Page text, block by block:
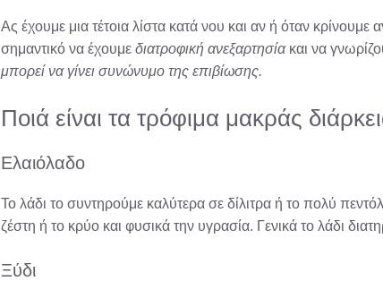
Ας έχουμε μια τέτοια λίστα κατά νου και αν ή όταν
σημαντικό να έχουμε διατροφική ανεξαρτησίακαι να
μπορεί να γίνει συνώνυμο της επιβίωσης.
Ποιά είναι τα τρόφιμα μακράς
Ελαιόλαδο
Το λάδι το συντηρούμε καλύτερα σε δίλιτρα ή το πολύ
ζέστη ή το κρύο και φυσικά την υγρασία. Γενικά το λάδι
Ξύδι